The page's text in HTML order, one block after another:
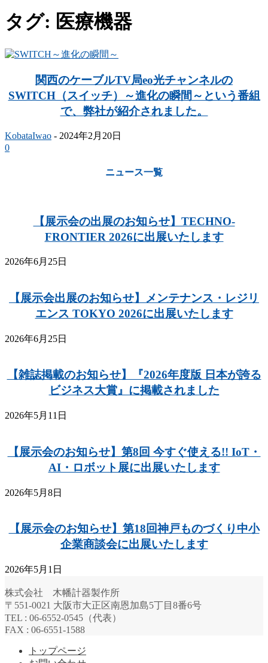
タグ: 医療機器
関西のケーブルTV局eo光チャンネルの
SWITCH（スイッチ）～進化の瞬間～という番組
で、弊社が紹介されました。
KobataIwao - 2024年2月20日
0
ニュース一覧
【展示会の出展のお知らせ】TECHNO-
FRONTIER 2026に出展いたします
2026年6月25日
【展示会出展のお知らせ】メンテナンス・レジリ
エンス TOKYO 2026に出展いたします
2026年6月25日
【雑誌掲載のお知らせ】『2026年度版 日本が誇る
ビジネス大賞』に掲載されました
2026年5月11日
【展示会のお知らせ】第8回 今すぐ使える!! IoT・
AI・ロボット展に出展いたします
2026年5月8日
【展示会のお知らせ】第18回神戸ものづくり中小
企業商談会に出展いたします
2026年5月1日
株式会社 木幡計器製作所
〒551-0021 大阪市大正区南恩加島5丁目8番6号
TEL : 06-6552-0545（代表）
FAX : 06-6551-1588
トップページ